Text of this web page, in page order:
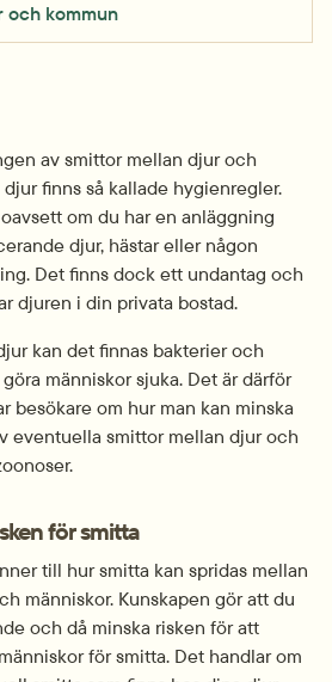
och kommun
av smittor mellan djur och
finns så kallade hygienregler.
om du har en anläggning
djur, hästar eller någon
Det finns dock ett undantag och
djuren i din privata bostad.
kan det finnas bakterier och
människor sjuka. Det är därför
besökare om hur man kan minska
eventuella smittor mellan djur och
för smitta
till hur smitta kan spridas mellan
människor. Kunskapen gör att du
och då minska risken för att
för smitta. Det handlar om